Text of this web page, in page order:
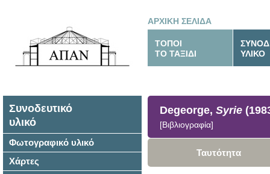
ΑΡΧΙΚΗ ΣΕΛΙΔΑ
ΤΟΠΟΙ
ΤΟ ΤΑΞΙΔΙ
ΥΛΙΚΟ
Συνοδευτικό
υλικό
Φωτογραφικό υλικό
Χάρτες
Degeorge, Syrie
[Βιβλιογραφία]
Ταυτότητα